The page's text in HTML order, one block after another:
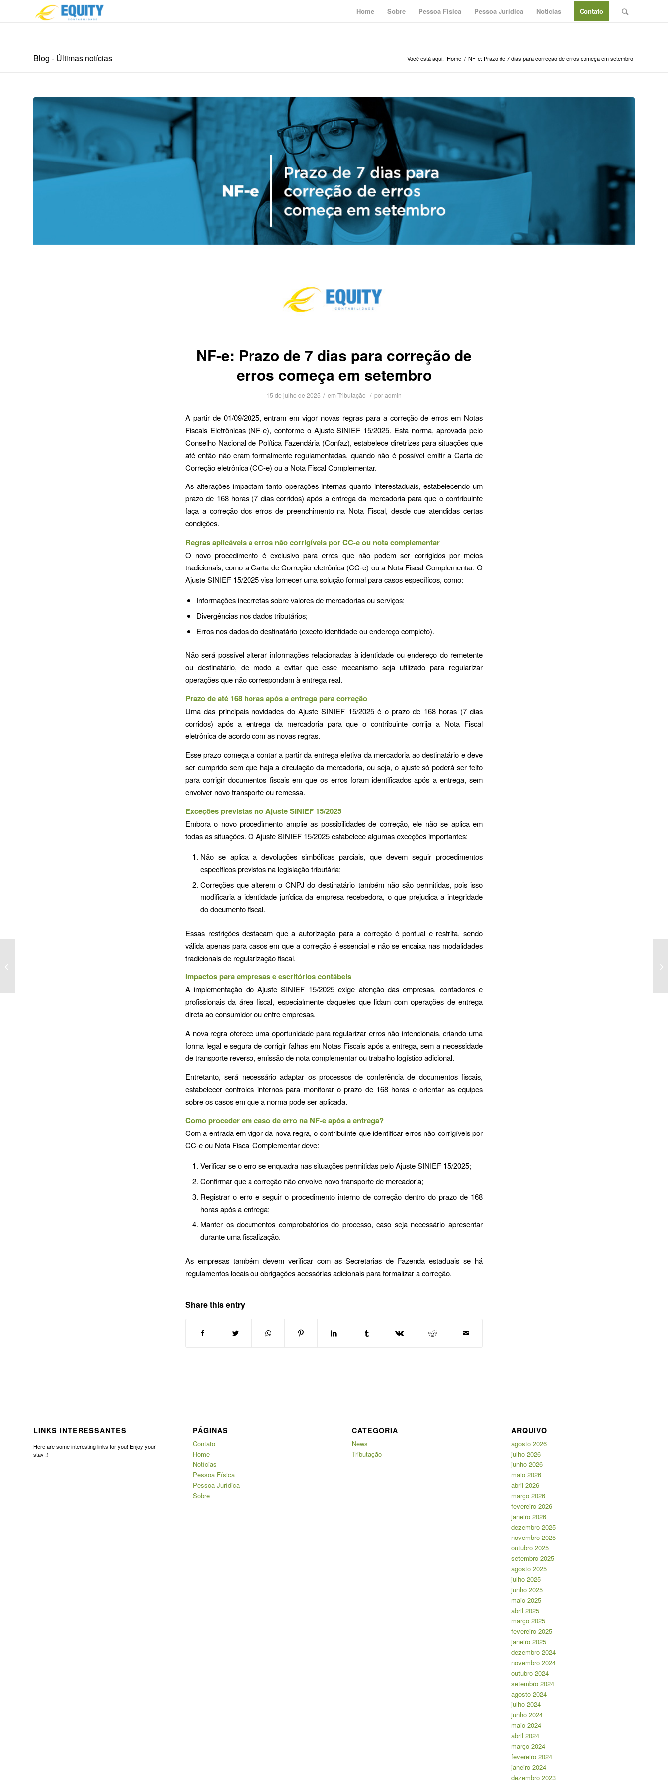
Home Sobre Pessoa Física Pessoa Jurídica Notícias Contato
Blog - Últimas notícias Você está aqui: Home / NF-e: Prazo de 7 dias para correção de erros começa em setembro
NF-e: Prazo de 7 dias para correção de
erros começa em setembro
15 de julho de 2025 / em Tributação / poradmin
A partir de 01/09/2025, entram em vigor novas regras para a correção de erros em Notas
Fiscais Eletrônicas (NF-e), conforme o Ajuste SINIEF 15/2025. Esta norma, aprovada pelo
Conselho Nacional de Política Fazendária (Confaz), estabelece diretrizes para situações que
até então não eram formalmente regulamentadas, quando não é possível emitir a Carta de
Correção eletrônica (CC-e) ou a Nota Fiscal Complementar.
As alterações impactam tanto operações internas quanto interestaduais, estabelecendo um
prazo de 168 horas (7 dias corridos) após a entrega da mercadoria para que o contribuinte
faça a correção dos erros de preenchimento na Nota Fiscal, desde que atendidas certas
condições.
Regras aplicáveis a erros não corrigíveis por CC-e ou nota complementar
O novo procedimento é exclusivo para erros que não podem ser corrigidos por meios
tradicionais, como a Carta de Correção eletrônica (CC-e) ou a Nota Fiscal Complementar. O
Ajuste SINIEF 15/2025 visa fornecer uma solução formal para casos específicos, como:
Informações incorretas sobre valores de mercadorias ou serviços;
Divergências nos dados tributários;
Erros nos dados do destinatário (exceto identidade ou endereço completo).
Não será possível alterar informações relacionadas à identidade ou endereço do remetente
ou destinatário, de modo a evitar que esse mecanismo seja utilizado para regularizar
operações que não correspondam à entrega real.
Prazo de até 168 horas após a entrega para correção
Uma das principais novidades do Ajuste SINIEF 15/2025 é o prazo de 168 horas (7 dias
corridos) após a entrega da mercadoria para que o contribuinte corrija a Nota Fiscal
eletrônica de acordo com as novas regras.
Esse prazo começa a contar a partir da entrega efetiva da mercadoria ao destinatário e deve
ser cumprido sem que haja a circulação da mercadoria, ou seja, o ajuste só poderá ser feito
para corrigir documentos fiscais em que os erros foram identificados após a entrega, sem
envolver novo transporte ou remessa.
Exceções previstas no Ajuste SINIEF 15/2025
Embora o novo procedimento amplie as possibilidades de correção, ele não se aplica em
todas as situações. O Ajuste SINIEF 15/2025 estabelece algumas exceções importantes:
Não se aplica a devoluções simbólicas parciais, que devem seguir procedimentos
específicos previstos na legislação tributária;
Correções que alterem o CNPJ do destinatário também não são permitidas, pois isso
modificaria a identidade jurídica da empresa recebedora, o que prejudica a integridade
do documento fiscal.
Essas restrições destacam que a autorização para a correção é pontual e restrita, sendo
válida apenas para casos em que a correção é essencial e não se encaixa nas modalidades
tradicionais de regularização fiscal.
Impactos para empresas e escritórios contábeis
A implementação do Ajuste SINIEF 15/2025 exige atenção das empresas, contadores e
profissionais da área fiscal, especialmente daqueles que lidam com operações de entrega
direta ao consumidor ou entre empresas.
A nova regra oferece uma oportunidade para regularizar erros não intencionais, criando uma
forma legal e segura de corrigir falhas em Notas Fiscais após a entrega, sem a necessidade
de transporte reverso, emissão de nota complementar ou trabalho logístico adicional.
Entretanto, será necessário adaptar os processos de conferência de documentos fiscais,
estabelecer controles internos para monitorar o prazo de 168 horas e orientar as equipes
sobre os casos em que a norma pode ser aplicada.
Como proceder em caso de erro na NF-e após a entrega?
Com a entrada em vigor da nova regra, o contribuinte que identificar erros não corrigíveis por
CC-e ou Nota Fiscal Complementar deve:
Verificar se o erro se enquadra nas situações permitidas pelo Ajuste SINIEF 15/2025;
Confirmar que a correção não envolve novo transporte de mercadoria;
Registrar o erro e seguir o procedimento interno de correção dentro do prazo de 168
horas após a entrega;
Manter os documentos comprobatórios do processo, caso seja necessário apresentar
durante uma fiscalização.
As empresas também devem verificar com as Secretarias de Fazenda estaduais se há
regulamentos locais ou obrigações acessórias adicionais para formalizar a correção.
Share this entry
LINKS INTERESSANTES
Here are some interesting links for you! Enjoy your
stay :)
PÁGINAS
Contato
Home
Notícias
Pessoa Física
Pessoa Jurídica
Sobre
CATEGORIA
News
Tributação
ARQUIVO
agosto 2026
julho 2026
junho 2026
maio 2026
abril 2026
março 2026
fevereiro 2026
janeiro 2026
dezembro 2025
novembro 2025
outubro 2025
setembro 2025
agosto 2025
julho 2025
junho 2025
maio 2025
abril 2025
março 2025
fevereiro 2025
janeiro 2025
dezembro 2024
novembro 2024
outubro 2024
setembro 2024
agosto 2024
julho 2024
junho 2024
maio 2024
abril 2024
março 2024
fevereiro 2024
janeiro 2024
dezembro 2023